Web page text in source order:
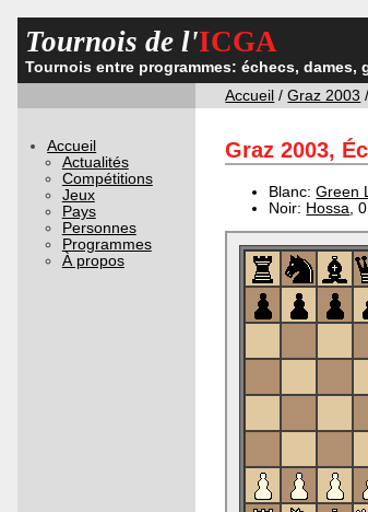
Tournois de l'ICGA
Tournois entre programmes: échecs, dames,
Accueil /Graz 2003 /
Accueil
Actualités
Compétitions
Jeux
Pays
Personnes
Programmes
À propos
Graz 2003,
Blanc:Green
Noir: Hossa , 0